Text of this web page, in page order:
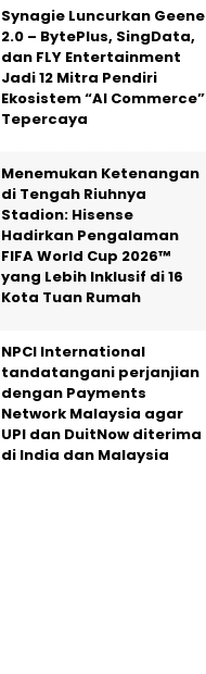
Synagie Luncurkan Geene
2.0 – BytePlus, SingData,
dan FLY Entertainment
Jadi 12 Mitra Pendiri
Ekosistem “AI Commerce”
Tepercaya
Menemukan Ketenangan
di Tengah Riuhnya
Stadion: Hisense
Hadirkan Pengalaman
FIFA World Cup 2026™
yang Lebih Inklusif di 16
Kota Tuan Rumah
NPCI International
tandatangani perjanjian
dengan Payments
Network Malaysia agar
UPI dan DuitNow diterima
di India dan Malaysia